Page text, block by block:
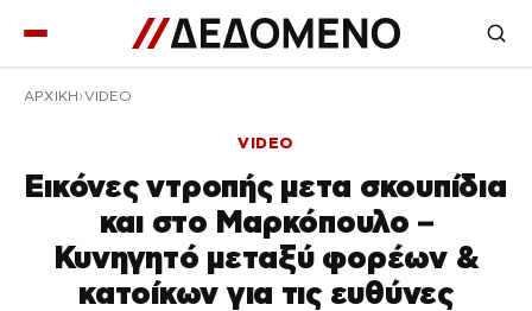
ΑΡΧΙΚΉ VIDEO
VIDEO
Εικόνες ντροπής μετα σκουπίδια
και στο Μαρκόπουλο –
Κυνηγητό μεταξύ φορέων &
κατοίκων για τις ευθύνες